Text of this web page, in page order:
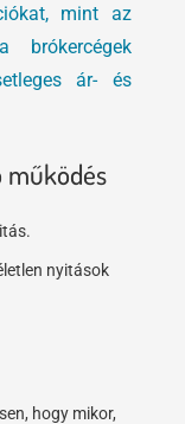
mint az
ár- és
működés
nyitások
hogy mikor,